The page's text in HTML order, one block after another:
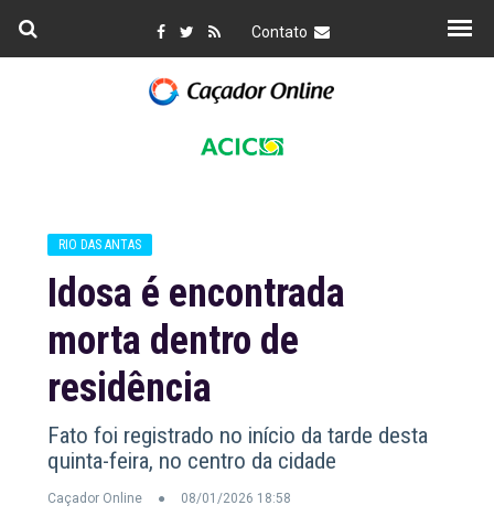
Contato
RIO DAS ANTAS
Idosa é encontrada
morta dentro de
residência
Fato foi registrado no início da tarde desta
quinta-feira, no centro da cidade
Caçador Online 08/01/2026 18:58